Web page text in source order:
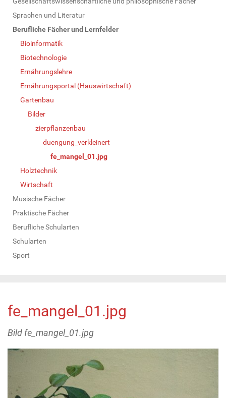
Sprachen und Literatur
Berufliche Fächer und Lernfelder
Bioinformatik
Biotechnologie
Ernährungslehre
Ernährungsportal (Hauswirtschaft)
Gartenbau
Bilder
zierpflanzenbau
duengung_verkleinert
fe_mangel_01.jpg
Holztechnik
Wirtschaft
Musische Fächer
Praktische Fächer
Berufliche Schularten
Schularten
Sport
fe_mangel_01.jpg
Bild fe_mangel_01.jpg